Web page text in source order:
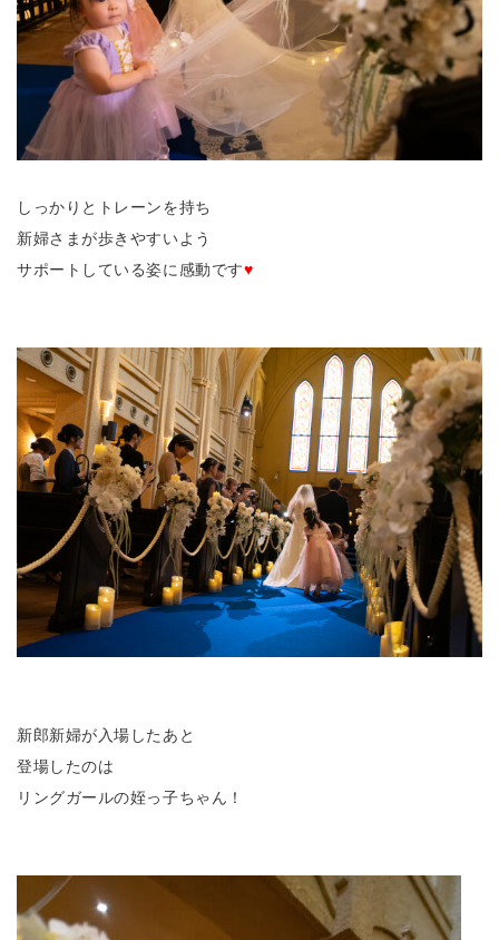
しっかりとトレーンを持ち
新婦さまが歩きやすいよう
サポートしている姿に感動です♥
新郎新婦が入場したあと
登場したのは
リングガールの姪っ子ちゃん！